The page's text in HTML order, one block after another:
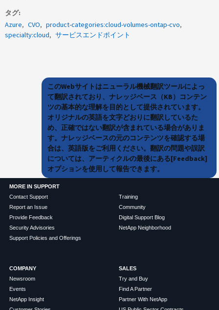
タグ
Azure
CVO
product-categories:cloud-volumes-ontap-cvo
specialty:cloud
サービスエンドポイント
このWebサイトはニューラル機械翻訳ツールによっ
て翻訳されており、ナレッジベース（KB）コンテン
ツの基本的な理解を目的として提供されています。
オリジナルの英語を文字どおりに翻訳しているた
め、正確ではない翻訳が含まれている場合がありま
す。ナレッジベースの元のコンテンツを確認する場
合は、英語版をご利用ください。翻訳の問題や誤訳
については、アーティクルの最後にある[Feedback]
オプションを使用して報告できます。
MORE IN SUPPORT
Contact Support
Report an Issue
Provide Feedback
Security Advisories
Support Policies and Offerings
Training
Community
Digital Support Blog
NetApp Neighborhood
COMPANY
Newsroom
Events
NetApp Insight
SALES
Try and Buy
Find A Partner
Partner With NetApp